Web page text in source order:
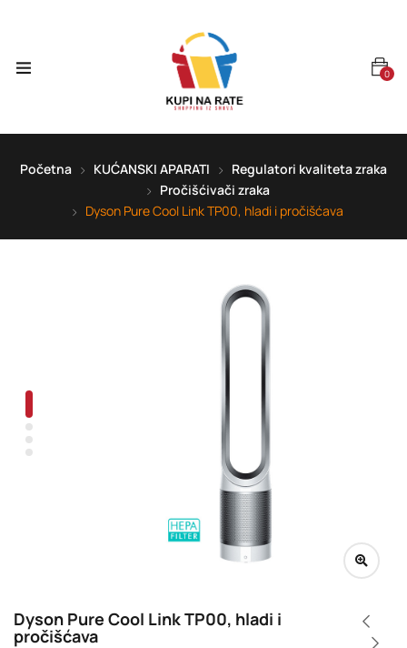
0
Početna KUĆANSKI APARATI
Regulatori kvaliteta zraka
Pročišćivači zraka
Dyson Pure Cool Link TP00, hladi i pročišćava
Dyson Pure Cool Link TP00, hladi i
pročišćava